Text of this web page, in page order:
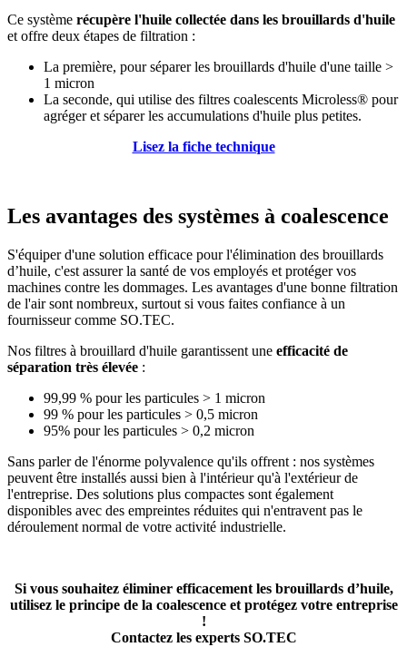
Ce système récupère l'huile collectée dans les brouillards d'huile
et offre deux étapes de filtration :
La première, pour séparer les brouillards d'huile d'une taille >
1 micron
La seconde, qui utilise des filtres coalescents Microless® pour
agréger et séparer les accumulations d'huile plus petites.
Lisez la fiche technique
Les avantages des systèmes à coalescence
S'équiper d'une solution efficace pour l'élimination des brouillards
d’huile, c'est assurer la santé de vos employés et protéger vos
machines contre les dommages. Les avantages d'une bonne filtration
de l'air sont nombreux, surtout si vous faites confiance à un
fournisseur comme SO.TEC.
Nos filtres à brouillard d'huile garantissent une efficacité de
séparation très élevée :
99,99 % pour les particules > 1 micron
99 % pour les particules > 0,5 micron
95% pour les particules > 0,2 micron
Sans parler de l'énorme polyvalence qu'ils offrent : nos systèmes
peuvent être installés aussi bien à l'intérieur qu'à l'extérieur de
l'entreprise. Des solutions plus compactes sont également
disponibles avec des empreintes réduites qui n'entravent pas le
déroulement normal de votre activité industrielle.
Si vous souhaitez éliminer efficacement les brouillards d’huile,
utilisez le principe de la coalescence et protégez votre entreprise
!
Contactez les experts SO.TEC